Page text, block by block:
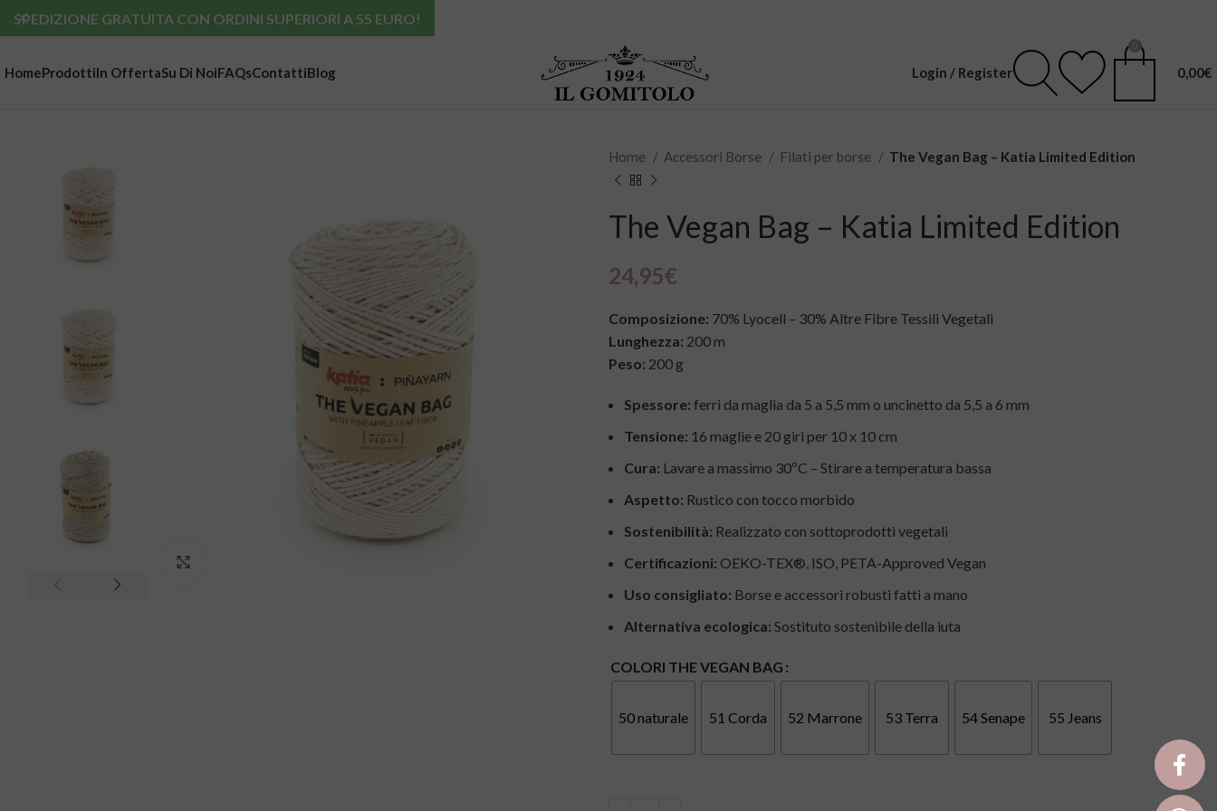
HomeProdottiIn OffertaSu Di NoiFAQsContattiBlog Login / Register
0
0,00€
Home Accessori Borse Filati per borse The Vegan Bag – Katia Limited Edition
The Vegan Bag – Katia Limited Edition
24,95€
Composizione: 70% Lyocell – 30% Altre Fibre Tessili Vegetali
Lunghezza: 200 m
Peso: 200 g
Spessore: ferri da maglia da 5 a 5,5 mm o uncinetto da 5,5 a 6 mm
Tensione: 16 maglie e 20 giri per 10 x 10 cm
Cura: Lavare a massimo 30ºC – Stirare a temperatura bassa
Aspetto: Rustico con tocco morbido
Sostenibilità: Realizzato con sottoprodotti vegetali
Certificazioni: OEKO-TEX®, ISO, PETA-Approved Vegan
Uso consigliato: Borse e accessori robusti fatti a mano
Alternativa ecologica: Sostituto sostenibile della iuta
COLORI THE VEGAN BAG
50 naturale 51 Corda 52 Marrone 53 Terra 54 Senape 55 Jeans
SPEDIZIONE GRATUITA CON ORDINI SUPERIORI A 55 EURO!